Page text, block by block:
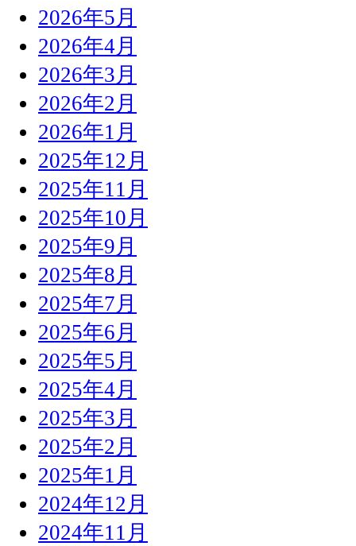
2026年5月
2026年4月
2026年3月
2026年2月
2026年1月
2025年12月
2025年11月
2025年10月
2025年9月
2025年8月
2025年7月
2025年6月
2025年5月
2025年4月
2025年3月
2025年2月
2025年1月
2024年12月
2024年11月